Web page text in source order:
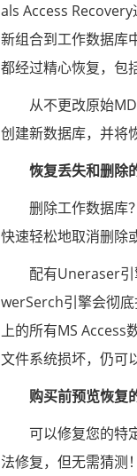
als Access
新组合到工作数据库
都经过精心恢复，包
从不更改原始
创建新数据库，并将
恢复丢失和删除
删除工作数据库？
快速轻松地取消删除
配有Uneraser引
werSerch引擎会彻
上的所有MS Access
文件系统损坏，仍可
购买前预览恢复
可以修复您的特定
法修复，但无需猜测！